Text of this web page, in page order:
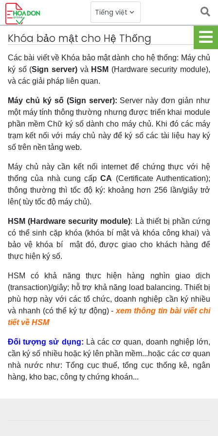
Tiếng việt
Toggle Dropdown
keyboard_arrow_down
Khóa bảo mật cho Hệ Thống
Các bài viết về Khóa bảo mật dành cho hệ thống: Máy chủ
ký số (Sign server)và HSM (Hardware security module),
và các giải pháp liên quan.
Máy chủ ký số (Sign server): Server này đơn giản như
một máy tính thông thường nhưng được triển khai module
phần mềm Chữ ký số dành cho máy chủ. Khi đó các máy
trạm kết nối với máy chủ này để ký số các tài liệu hay ký
số trên nền tảng web.
Máy chủ này cần kết nối internet để chứng thực với hệ
thống của nhà cung cấpCA (Certificate Authentication);
thông thường thì tốc độ ký: khoảng hơn 256 lần/giây trở
lên( tùy tốc độ máy chủ).
HSM (Hardware security module): Là thiết bị phần cứng
có thể sinh cặp khóa (khóa bí mật và khóa công khai) và
bảo vệ khóa bí mật đó, được giao cho khách hàng để
thực hiện ký số.
HSM có khả năng thực hiện hàng nghìn giao dịch
(transaction)/giây; hỗ trợ khả năng load balancing. Thiết bị
phù hợp này với các tổ chức, doanh nghiệp cần ký nhiều
và nhanh (có thể ký tự động) -xem thông tin bài viết chi
tiết về HSM
Đối tượng sử dụng: Là các cơ quan, doanh nghiệp lớn,
cần ký số nhiều hoặc ký lên phần mềm...hoặc các cơ quan
nhà nước như: Tổng cục thuế, tổng cục thống kê, ngân
hàng, kho bạc, công ty chứng khoán...